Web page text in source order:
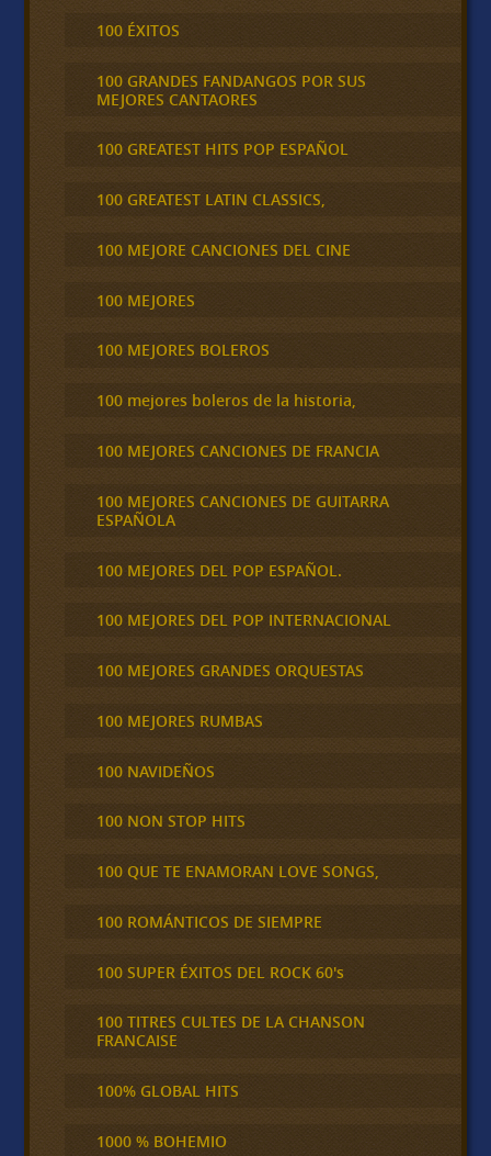
100 ÉXITOS
100 GRANDES FANDANGOS POR SUS
MEJORES CANTAORES
100 GREATEST HITS POP ESPAÑOL
100 GREATEST LATIN CLASSICS,
100 MEJORE CANCIONES DEL CINE
100 MEJORES
100 MEJORES BOLEROS
100 mejores boleros de la historia,
100 MEJORES CANCIONES DE FRANCIA
100 MEJORES CANCIONES DE GUITARRA
ESPAÑOLA
100 MEJORES DEL POP ESPAÑOL.
100 MEJORES DEL POP INTERNACIONAL
100 MEJORES GRANDES ORQUESTAS
100 MEJORES RUMBAS
100 NAVIDEÑOS
100 NON STOP HITS
100 QUE TE ENAMORAN LOVE SONGS,
100 ROMÁNTICOS DE SIEMPRE
100 SUPER ÉXITOS DEL ROCK 60's
100 TITRES CULTES DE LA CHANSON
FRANCAISE
100% GLOBAL HITS
1000 % BOHEMIO